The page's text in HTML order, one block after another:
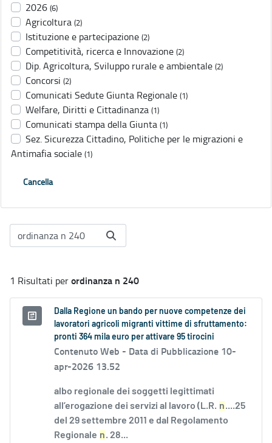
2026 (6)
Agricoltura (2)
Istituzione e partecipazione (2)
Competitività, ricerca e Innovazione (2)
Dip. Agricoltura, Sviluppo rurale e ambientale (2)
Concorsi (2)
Comunicati Sedute Giunta Regionale (1)
Welfare, Diritti e Cittadinanza (1)
Comunicati stampa della Giunta (1)
Sez. Sicurezza Cittadino, Politiche per le migrazioni e
Antimafia sociale (1)
Cancella
1 Risultati perordinanza n 240
Dalla Regione un bando per nuove competenze dei
lavoratori agricoli migranti vittime di sfruttamento:
pronti 364 mila euro per attivare 95 tirocini
Contenuto Web - Data di Pubblicazione 10-
apr-2026 13.52
albo regionale dei soggetti legittimati
all’erogazione dei servizi al lavoro (L.R. n....25
del 29 settembre 2011 e dal Regolamento
Regionale n. 28...